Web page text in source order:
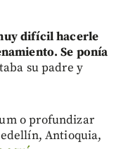
difícil hacerle
Se ponía
su padre y
o profundizar
Antioquia,